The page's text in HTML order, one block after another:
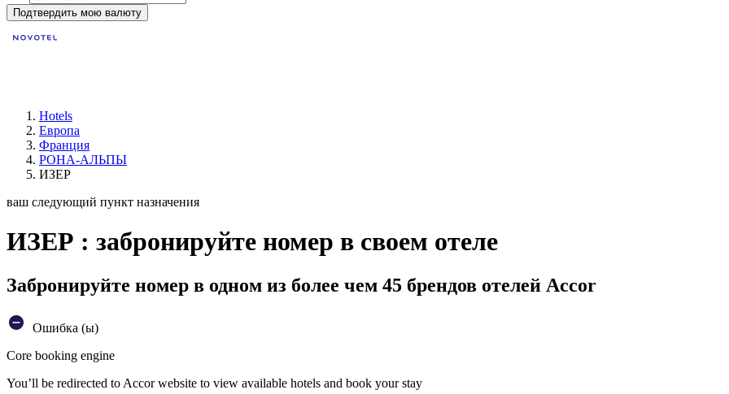
Подтвердить мою валюту
Hotels
Европа
Франция
РОНА-АЛЬПЫ
ИЗЕР
ваш следующий пункт назначения
ИЗЕР : забронируйте номер в своем отеле
Забронируйте номер в одном из более чем 45 брендов отелей Accor
Ошибка (ы)
Core booking engine
You’ll be redirected to Accor website to view available hotels and book your stay